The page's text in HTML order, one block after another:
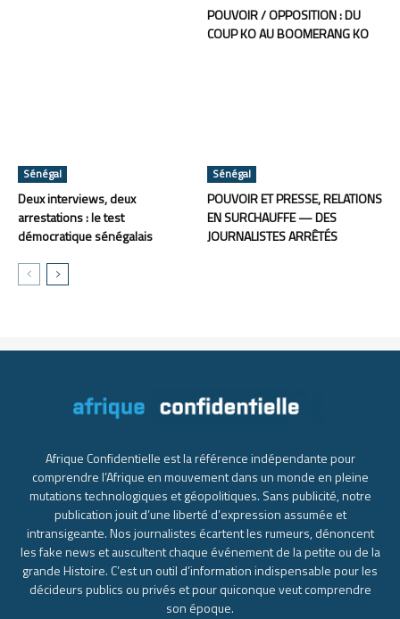
POUVOIR / OPPOSITION : DU
COUP KO AU BOOMERANG KO
Sénégal
Deux interviews, deux
arrestations : le test
démocratique sénégalais
Sénégal
POUVOIR ET PRESSE, RELATIONS
EN SURCHAUFFE — DES
JOURNALISTES ARRÊTÉS
Afrique Confidentielle est la référence indépendante pour
comprendre l’Afrique en mouvement dans un monde en pleine
mutations technologiques et géopolitiques. Sans publicité, notre
publication jouit d’une liberté d’expression assumée et
intransigeante. Nos journalistes écartent les rumeurs, dénoncent
les fake news et auscultent chaque événement de la petite ou de la
grande Histoire. C’est un outil d’information indispensable pour les
décideurs publics ou privés et pour quiconque veut comprendre
son époque.